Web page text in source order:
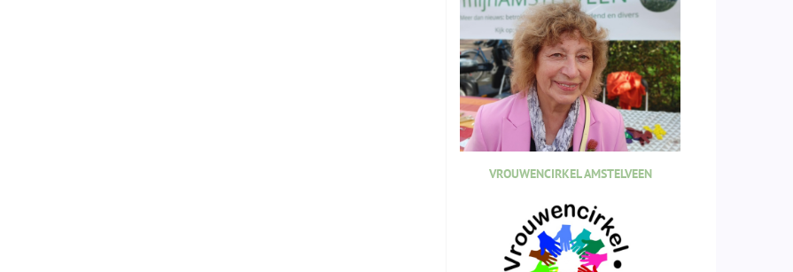
VROUWENCIRKEL AMSTELVEEN